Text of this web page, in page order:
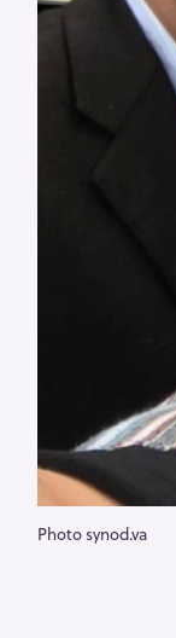
Photo synod.va